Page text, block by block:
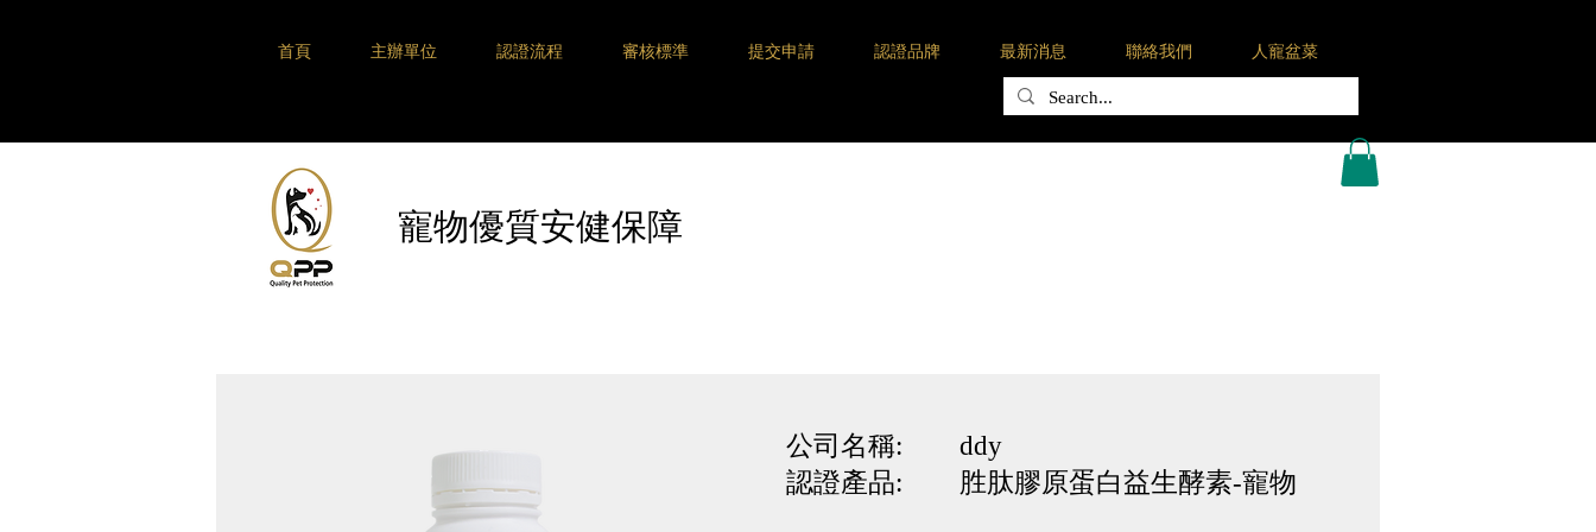
首頁 主辦單位 認證流程 審核標準 提交申請 認證品牌 最新消息 聯絡我們 人寵盆菜
​寵物優質安健保障
公司名稱: ddy
認證產品: 胜肽膠原蛋白益生酵素-寵物